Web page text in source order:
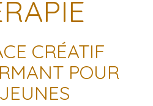
CRÉATIF
POUR